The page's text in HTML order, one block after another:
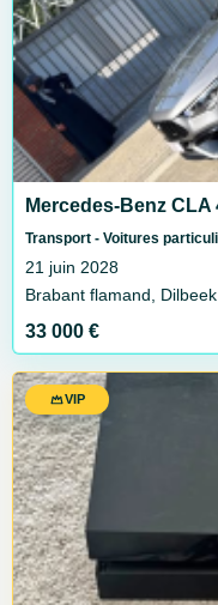
Mercedes-Benz CLA
Transport - Voitures
21 juin 2028
Brabant flamand, Dilbeek
33 000 €
VIP